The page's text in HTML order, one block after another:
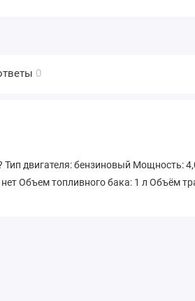
0
двигателя: бензиновый Мощность:
Объем топливного бака: 1 л Объём